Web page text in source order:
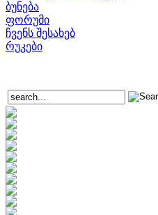
ბუნება
ფორუმი
ჩვენს შესახებ
რუკები